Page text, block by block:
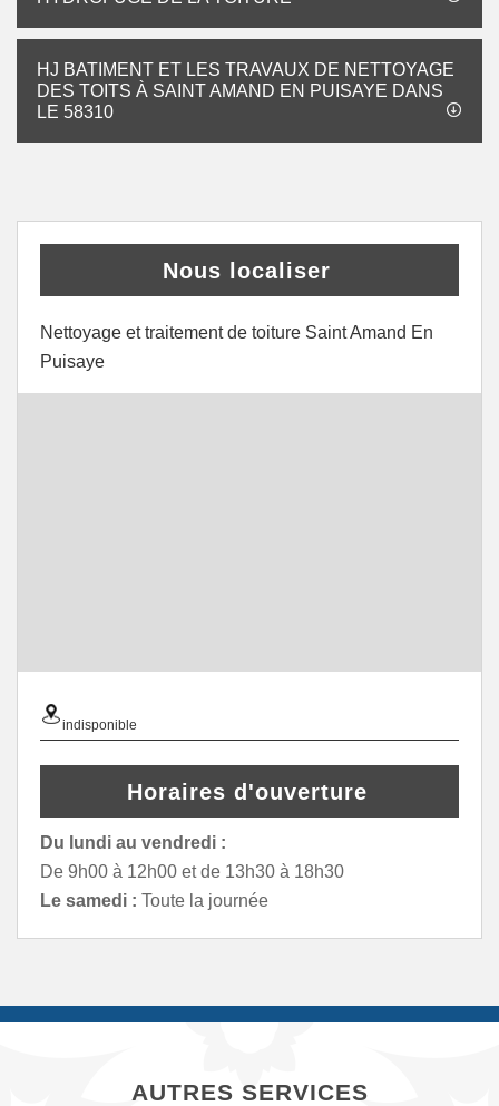
HJ BATIMENT ET LES TRAVAUX DE NETTOYAGE
DES TOITS À SAINT AMAND EN PUISAYE DANS
LE 58310
Nous localiser
Nettoyage et traitement de toiture Saint Amand En
Puisaye
indisponible
Horaires d'ouverture
Du lundi au vendredi :
De 9h00 à 12h00 et de 13h30 à 18h30
Le samedi : Toute la journée
AUTRES SERVICES